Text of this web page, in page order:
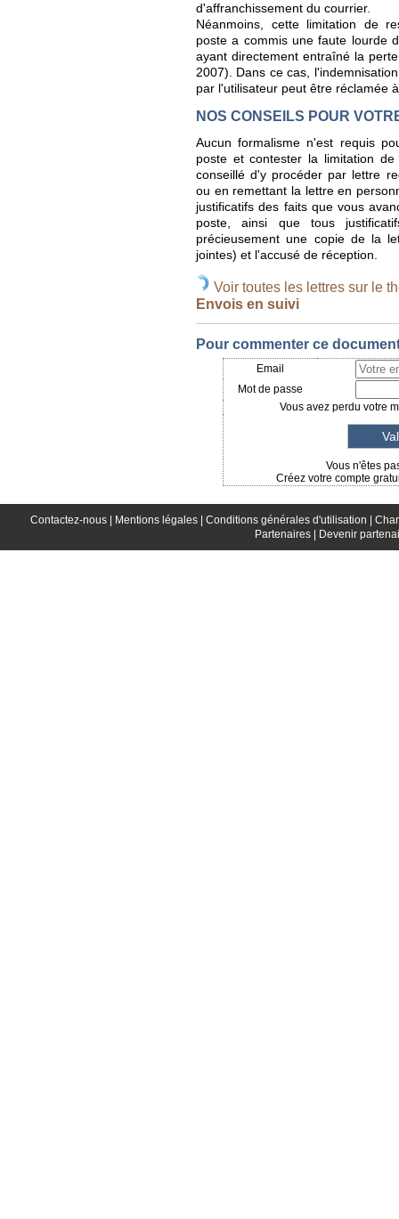
d'affranchissement du courrier.
Néanmoins, cette limitation de
poste a commis une faute lourde
ayant directement entraîné la
2007). Dans ce cas,
par l'utilisateur peut être réclamée
NOS CONSEILS POUR
Aucun formalisme n'est requis
poste et contester la limitation
conseillé d'y procéder par lettre
ou en remettant la lettre en
justificatifs des faits que vous
poste, ainsi que tous
précieusement une copie de la
jointes) et l'accusé de réception.
Voir toutes les lettres sur le
Envois en suivi
Pour commenter ce
Email
Mot de passe
Vous avez perdu votre
Vous n'êtes
Créez votre compte
Contactez-nous | Mentions légales | Conditions générales d'utilisation |
Partenaires |
Devenir